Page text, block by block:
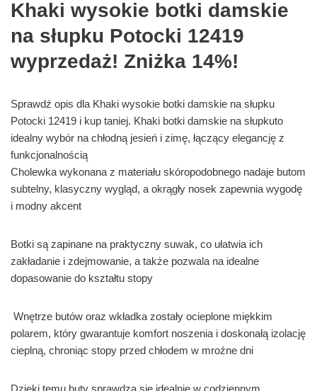
Khaki wysokie botki damskie
na słupku Potocki 12419
wyprzedaż! Zniżka 14%!
Sprawdź opis dla Khaki wysokie botki damskie na słupku
Potocki 12419 i kup taniej. Khaki botki damskie na słupkuto
idealny wybór na chłodną jesień i zimę, łączący elegancję z
funkcjonalnością
Cholewka wykonana z materiału skóropodobnego nadaje butom
subtelny, klasyczny wygląd, a okrągły nosek zapewnia wygodę
i modny akcent
Botki są zapinane na praktyczny suwak, co ułatwia ich
zakładanie i zdejmowanie, a także pozwala na idealne
dopasowanie do kształtu stopy
Wnętrze butów oraz wkładka zostały ocieplone miękkim
polarem, który gwarantuje komfort noszenia i doskonałą izolację
cieplną, chroniąc stopy przed chłodem w mroźne dni